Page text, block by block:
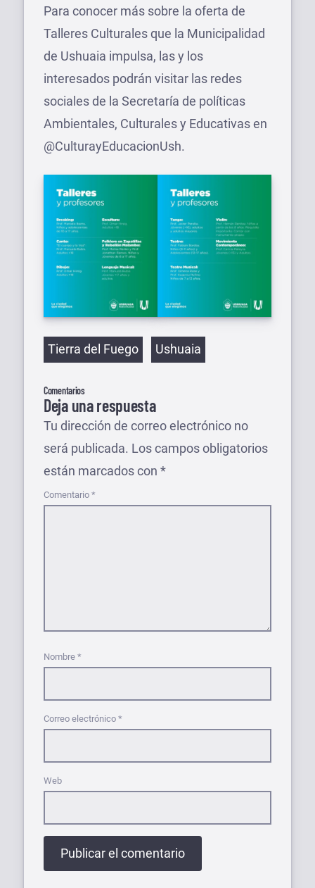
Para conocer más sobre la oferta de
Talleres Culturales que la Municipalidad
de Ushuaia impulsa, las y los
interesados podrán visitar las redes
sociales de la Secretaría de políticas
Ambientales, Culturales y Educativas en
@CulturayEducacionUsh.
Etiquetas
Tierra del Fuego Ushuaia
Comentarios
Deja una respuesta
Tu dirección de correo electrónico no
será publicada. Los campos obligatorios
están marcados con *
Comentario *
Nombre *
Correo electrónico *
Web